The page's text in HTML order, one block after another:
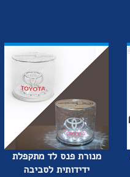
מנורת פנס לד מתקפלת
ידידותית לסביבה